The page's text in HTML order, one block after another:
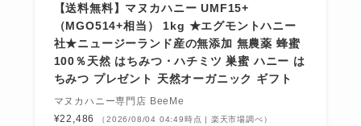
【送料無料】マヌカハニー UMF15+
（MGO514+相当） 1kg ★エグモントハニー
社★ニュージーランド産の無添加 無農薬 蜂蜜
100％天然 はちみつ・ハチミツ 巣蜜 ハニー は
ちみつ プレゼント 天然オーガニック ギフト
マヌカハニー専門店 BeeMe
¥22,486
（2026/08/04 04:49時点 | 楽天市場調べ）